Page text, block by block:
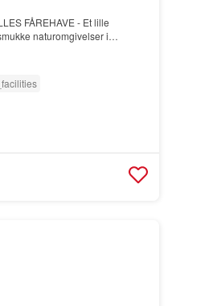
FÅREHAVE - Et lille
naturomgivelser i
samt